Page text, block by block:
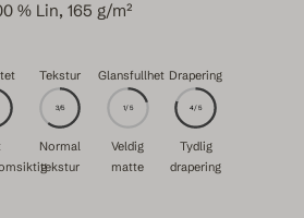
% Lin, 165 g/m²
Tekstur
3/5
Normal
tekstur
Glansfullhet
1/5
Veldig
matte
Drapering
4/5
Tydlig
drapering